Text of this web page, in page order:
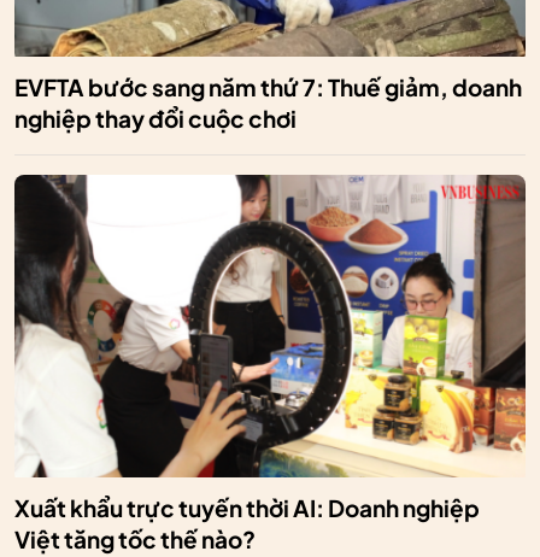
EVFTA bước sang năm thứ 7: Thuế giảm, doanh
nghiệp thay đổi cuộc chơi
Xuất khẩu trực tuyến thời AI: Doanh nghiệp
Việt tăng tốc thế nào?